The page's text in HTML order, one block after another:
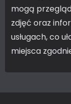
mogą
zdjęć oraz
usługach, co
miejsca